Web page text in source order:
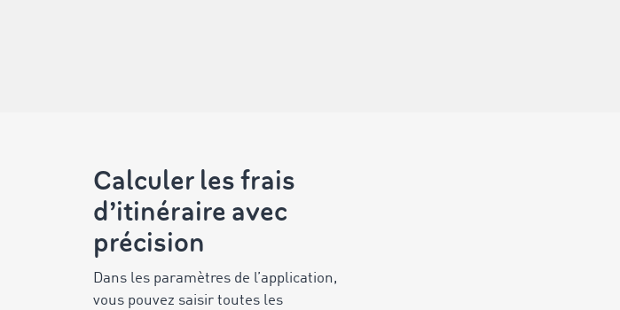
Calculer les frais
d’itinéraire avec
précision
Dans les paramètres de l’application,
vous pouvez saisir toutes les